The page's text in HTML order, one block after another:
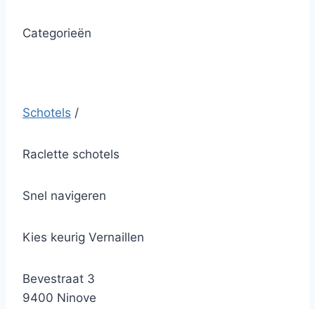
Categorieën
Schotels /
Raclette schotels
Snel navigeren
Kies keurig Vernaillen
Bevestraat 3
9400 Ninove